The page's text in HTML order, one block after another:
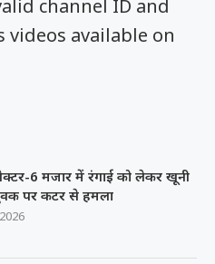
channel ID and
available on
6 मजार में रंगाई को लेकर खूनी
पर कटर से हमला